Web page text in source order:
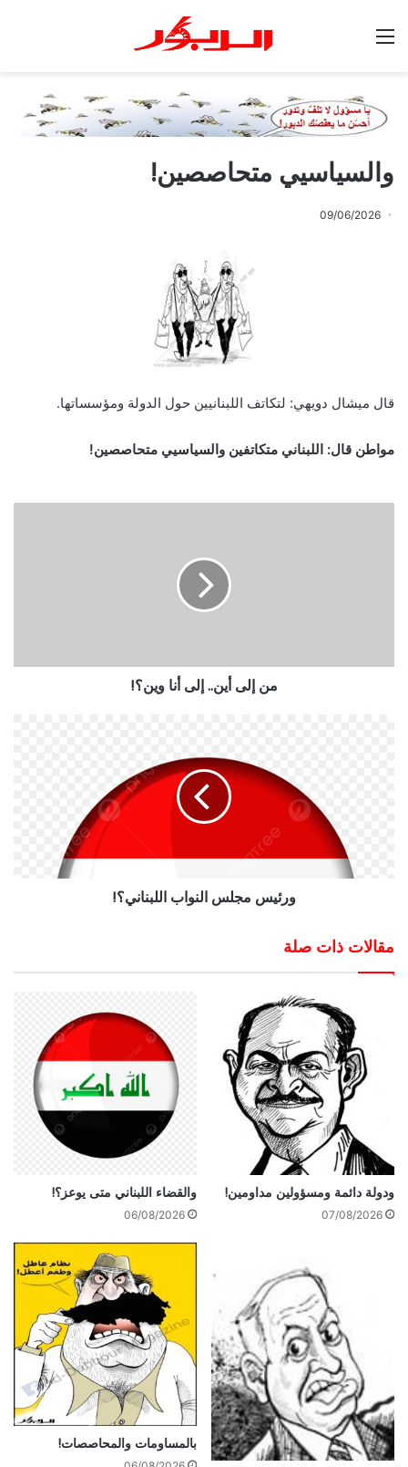
والسياسيي متحاصصين!
09/06/2026
قال ميشال دويهي: لتكاتف اللبنانيين حول الدولة ومؤسساتها.
مواطن قال: اللبناني متكاتفين والسياسيي متحاصصين!
من إلى أين.. إلى أنا وين؟!
ورئيس مجلس النواب اللبناني؟!
مقالات ذات صلة
ودولة دائمة ومسؤولين مداومين!
07/08/2026
والقضاء اللبناني متى يوعز؟!
06/08/2026
بالمساومات والمحاصصات!